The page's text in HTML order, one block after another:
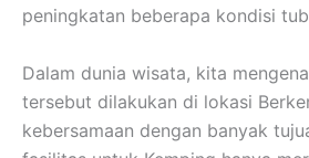
peningkatan beberapa kondisi
Dalam dunia wisata, kita
tersebut dilakukan di lokasi
kebersamaan dengan banyak